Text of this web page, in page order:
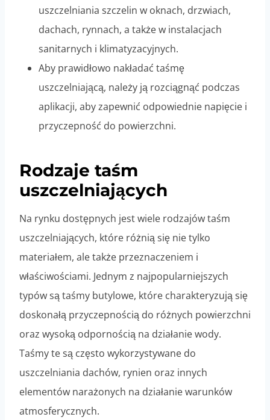
uszczelniania szczelin w oknach, drzwiach,
dachach, rynnach, a także w instalacjach
sanitarnych i klimatyzacyjnych.
Aby prawidłowo nakładać taśmę
uszczelniającą, należy ją rozciągnąć podczas
aplikacji, aby zapewnić odpowiednie napięcie i
przyczepność do powierzchni.
Rodzaje taśm
uszczelniających
Na rynku dostępnych jest wiele rodzajów taśm
uszczelniających, które różnią się nie tylko
materiałem, ale także przeznaczeniem i
właściwościami. Jednym z najpopularniejszych
typów są taśmy butylowe, które charakteryzują się
doskonałą przyczepnością do różnych powierzchni
oraz wysoką odpornością na działanie wody.
Taśmy te są często wykorzystywane do
uszczelniania dachów, rynien oraz innych
elementów narażonych na działanie warunków
atmosferycznych.